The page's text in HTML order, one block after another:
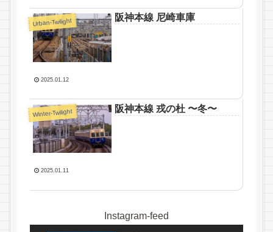
Urban-Twilight 阪神本線 尼崎車庫
2025.01.12
Winter-Twilight 阪神本線 戎の杜 〜冬〜
2025.01.11
Instagram-feed